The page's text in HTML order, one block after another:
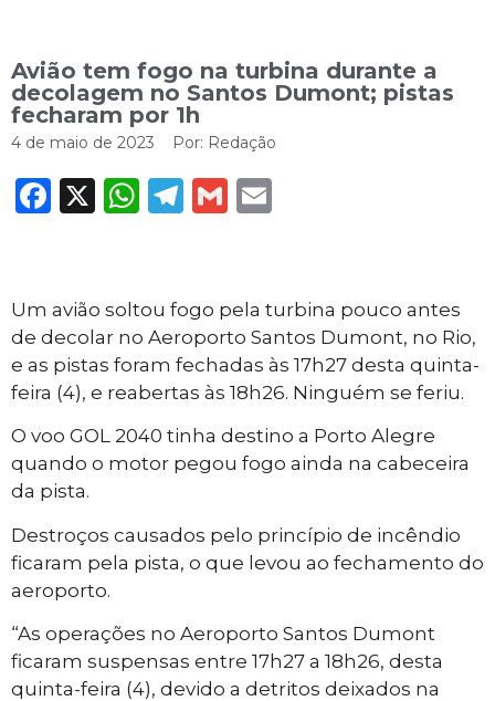
Avião tem fogo na turbina durante a
decolagem no Santos Dumont; pistas
fecharam por 1h
4 de maio de 2023 Por: Redação
Facebook
X WhatsApp
Telegram
Gmail
Um avião soltou fogo pela turbina pouco antes
de decolar no Aeroporto Santos Dumont, no Rio,
e as pistas foram fechadas às 17h27 desta quinta-
feira (4), e reabertas às 18h26. Ninguém se feriu.
O voo GOL 2040 tinha destino a Porto Alegre
quando o motor pegou fogo ainda na cabeceira
da pista.
Destroços causados pelo princípio de incêndio
ficaram pela pista, o que levou ao fechamento do
aeroporto.
“As operações no Aeroporto Santos Dumont
ficaram suspensas entre 17h27 a 18h26, desta
quinta-feira (4), devido a detritos deixados na